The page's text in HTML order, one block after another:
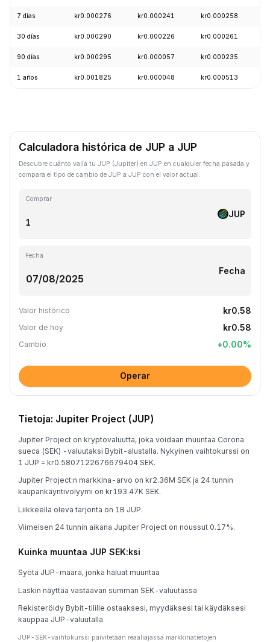
7 días kr0.000276 kr0.000241 kr0.000258
30 días kr0.000290 kr0.000226 kr0.000261
90 días kr0.000295 kr0.000057 kr0.000235
1 años kr0.001825 kr0.000048 kr0.000513
Calculadora histórica de JUP a JUP
Descubre cuánto valía tu JUP (Jupiter) en JUP en cualquier fecha pasada y
compara el tipo de cambio de JUP a JUP con el valor actual.
Comprar
JUP
Fecha
Fecha
Valor histórico kr0.58
Valor de hoy kr0.58
Cambio +0.00%
Operar
Tietoja: Jupiter Project (JUP)
Jupiter Project on kryptovaluutta, joka voidaan muuntaa Corona
sueca (SEK) -valuutaksi Bybit-alustalla. Nykyinen vaihtokurssi on
1 JUP = kr0.5807122676679404 SEK.
Jupiter Project:n markkina-arvo on kr2.36M SEK ja 24 tunnin
kaupankäyntivolyymi on kr193.47K SEK.
Liikkeellä oleva tarjonta on 1B JUP.
Viimeisen 24 tunnin aikana Jupiter Project on noussut 0.17%.
Kuinka muuntaa JUP SEK:ksi
Syötä JUP-määrä, jonka haluat muuntaa
Laskin näyttää vastaavan summan SEK-valuutassa
Rekisteröidy Bybit-tilille ostaaksesi, myydäksesi tai käydäksesi
kauppaa JUP-valuutalla
JUP-SEK-vaihtokurssi päivitetään reaaliajassa markkinatietojen